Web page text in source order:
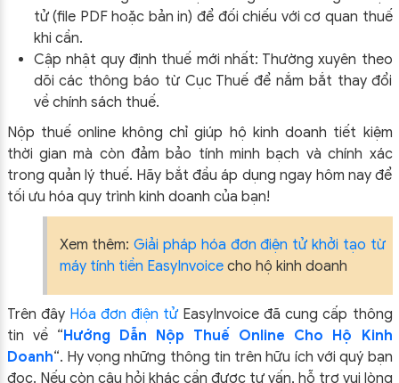
tử (file PDF hoặc bản in) để đối chiếu với cơ quan thuế
khi cần.
Cập nhật quy định thuế mới nhất: Thường xuyên theo
dõi các thông báo từ Cục Thuế để nắm bắt thay đổi
về chính sách thuế.
Nộp thuế online không chỉ giúp hộ kinh doanh tiết kiệm
thời gian mà còn đảm bảo tính minh bạch và chính xác
trong quản lý thuế. Hãy bắt đầu áp dụng ngay hôm nay để
tối ưu hóa quy trình kinh doanh của bạn!
Xem thêm:Giải pháp hóa đơn điện tử khởi tạo từ
máy tính tiền EasyInvoicecho hộ kinh doanh
Trên đây Hóa đơn điện tử EasyInvoice đã cung cấp thông
tin về “Hướng Dẫn Nộp Thuế Online Cho Hộ Kinh
Doanh“. Hy vọng những thông tin trên hữu ích với quý bạn
đọc. Nếu còn câu hỏi khác cần được tư vấn, hỗ trợ vui lòng